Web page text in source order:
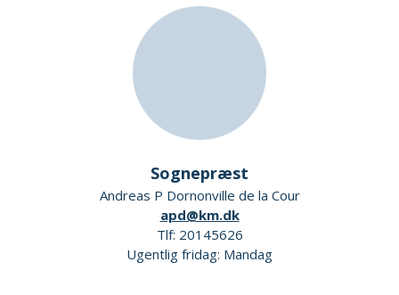
Sognepræst
Andreas P Dornonville de la Cour
apd@km.dk
Tlf: 20145626
Ugentlig fridag: Mandag